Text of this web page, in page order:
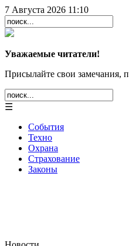
7 Августа 2026 11:10
Уважаемые читатели!
Присылайте свои замечания,
☰
События
Техно
Охрана
Страхование
Законы